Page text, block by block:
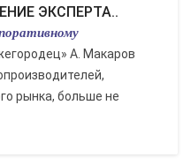
ЭКСПЕРТА..
А. Макаров
рынка, больше не